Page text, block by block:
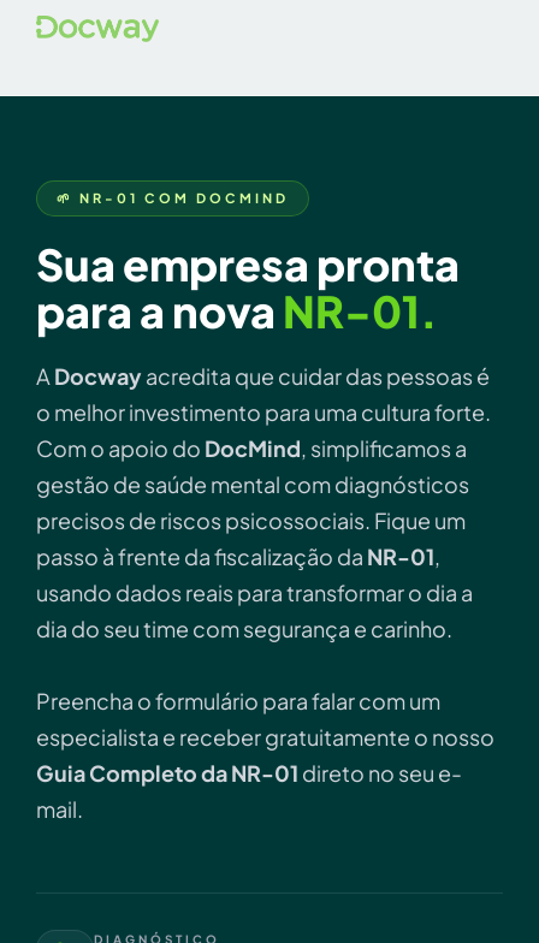
🌱 NR-01 COM DOCMIND
Sua empresa pronta
para a nova NR-01.
A Docwayacredita que cuidar das pessoas é
o melhor investimento para uma cultura forte.
Com o apoio do DocMind, simplificamos a
gestão de saúde mental com diagnósticos
precisos de riscos psicossociais. Fique um
passo à frente da fiscalização da NR-01,
usando dados reais para transformar o dia a
dia do seu time com segurança e carinho.
Preencha o formulário para falar com um
especialista e receber gratuitamente o nosso
Guia Completo da NR-01 direto no seu e-
mail.
DIAGNÓSTICO